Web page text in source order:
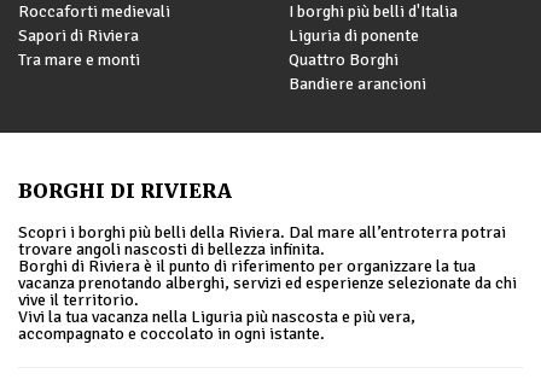
Roccaforti medievali
Sapori di Riviera
Tra mare e monti
I borghi più belli d'Italia
Liguria di ponente
Quattro Borghi
Bandiere arancioni
BORGHI DI RIVIERA
Scopri i borghi più belli della Riviera. Dal mare all’entroterra potrai
trovare angoli nascosti di bellezza infinita.
Borghi di Riviera è il punto di riferimento per organizzare la tua
vacanza prenotando alberghi, servizi ed esperienze selezionate da chi
vive il territorio.
Vivi la tua vacanza nella Liguria più nascosta e più vera,
accompagnato e coccolato in ogni istante.